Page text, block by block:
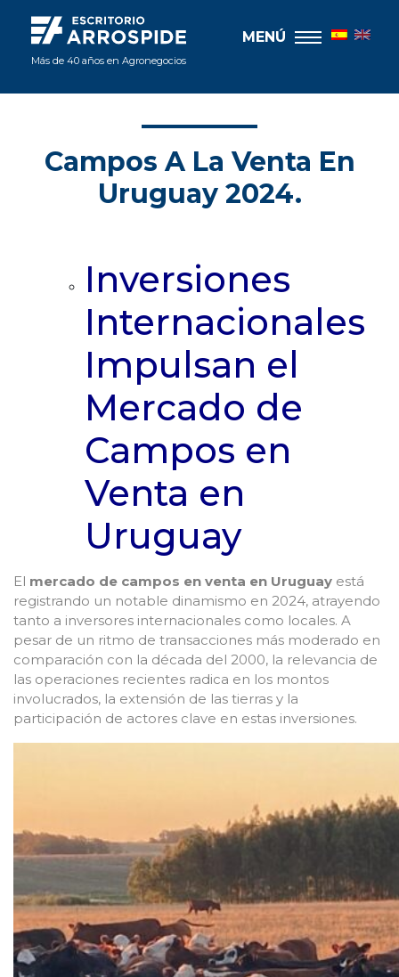
Más de 40 años en Agronegocios
MENÚ
Campos A La Venta En
Uruguay 2024.
Inversiones
Internacionales
Impulsan el
Mercado de
Campos en
Venta en
Uruguay
El mercado de campos en venta en Uruguay está
registrando un notable dinamismo en 2024, atrayendo
tanto a inversores internacionales como locales. A
pesar de un ritmo de transacciones más moderado en
comparación con la década del 2000, la relevancia de
las operaciones recientes radica en los montos
involucrados, la extensión de las tierras y la
participación de actores clave en estas inversiones.